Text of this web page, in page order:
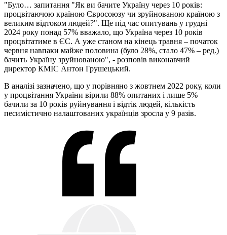
"Було… запитання "Як ви бачите Україну через 10 років:
процвітаючою країною Євросоюзу чи зруйнованою країною з
великим відтоком людей?". Ще під час опитувань у грудні
2024 року понад 57% вважало, що Україна через 10 років
процвітатиме в ЄС. А уже станом на кінець травня – початок
червня навпаки майже половина (було 28%, стало 47% – ред.)
бачить Україну зруйнованою", - розповів виконавчий
директор КМІС Антон Грушецький.
В аналізі зазначено, що у порівняно з жовтнем 2022 року, коли
у процвітання України вірили 88% опитаних і лише 5%
бачили за 10 років руйнування і відтік людей, кількість
песимістично налаштованих українців зросла у 9 разів.